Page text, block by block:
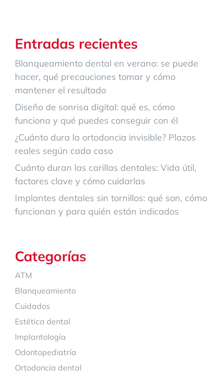
Entradas recientes
Blanqueamiento dental en verano: se puede
hacer, qué precauciones tomar y cómo
mantener el resultado
Diseño de sonrisa digital: qué es, cómo
funciona y qué puedes conseguir con él
¿Cuánto dura la ortodoncia invisible? Plazos
reales según cada caso
Cuánto duran las carillas dentales: Vida útil,
factores clave y cómo cuidarlas
Implantes dentales sin tornillos: qué son, cómo
funcionan y para quién están indicados
Categorías
ATM
Blanqueamiento
Cuidados
Estética dental
Implantología
Odontopediatría
Ortodoncia dental